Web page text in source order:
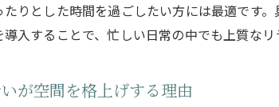
陶器
自宅
たりとした時間を過ごしたい方には最適です
導入することで、忙しい日常の中でも上質な
が空間を格上げする理由